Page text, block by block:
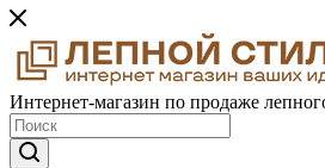
Интернет-магазин по продаже